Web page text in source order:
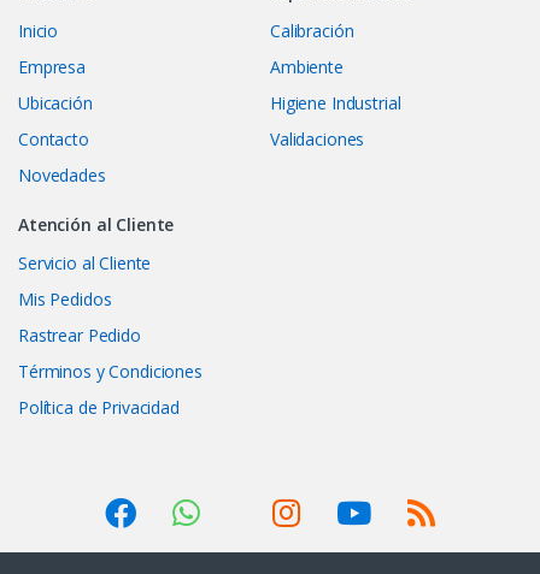
Inicio
Empresa
Ubicación
Contacto
Novedades
Calibración
Ambiente
Higiene Industrial
Validaciones
Atención al Cliente
Servicio al Cliente
Mis Pedidos
Rastrear Pedido
Términos y Condiciones
Política de Privacidad